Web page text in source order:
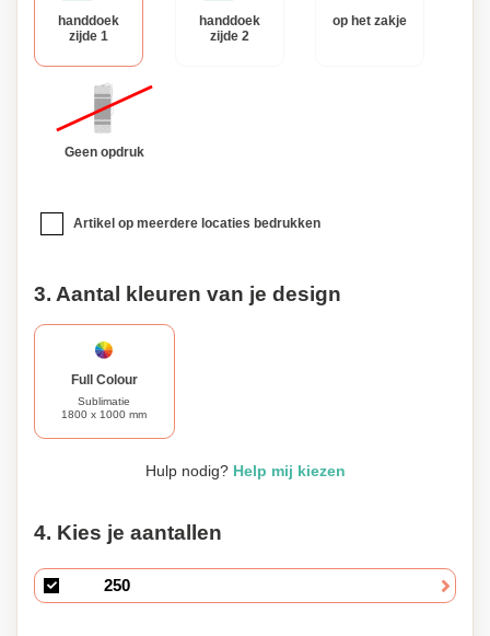
nemen.
handdoek
zijde 1
handdoek
zijde 2
op het zakje
Geen opdruk
Artikel op meerdere locaties bedrukken
3. Aantal kleuren van je design
Full Colour
Sublimatie
1800 x 1000 mm
Hulp nodig? Help mij kiezen
4. Kies je aantallen